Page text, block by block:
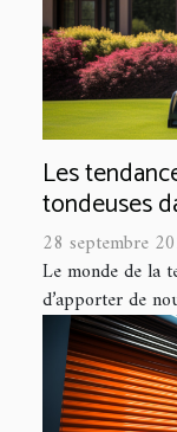
Les
tondeuses
28 septembre
Le monde de la
d’apporter de